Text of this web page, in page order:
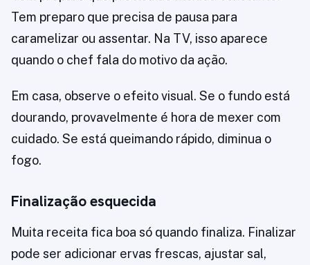
Tem preparo que precisa de pausa para
caramelizar ou assentar. Na TV, isso aparece
quando o chef fala do motivo da ação.
Em casa, observe o efeito visual. Se o fundo está
dourando, provavelmente é hora de mexer com
cuidado. Se está queimando rápido, diminua o
fogo.
Finalização esquecida
Muita receita fica boa só quando finaliza. Finalizar
pode ser adicionar ervas frescas, ajustar sal,